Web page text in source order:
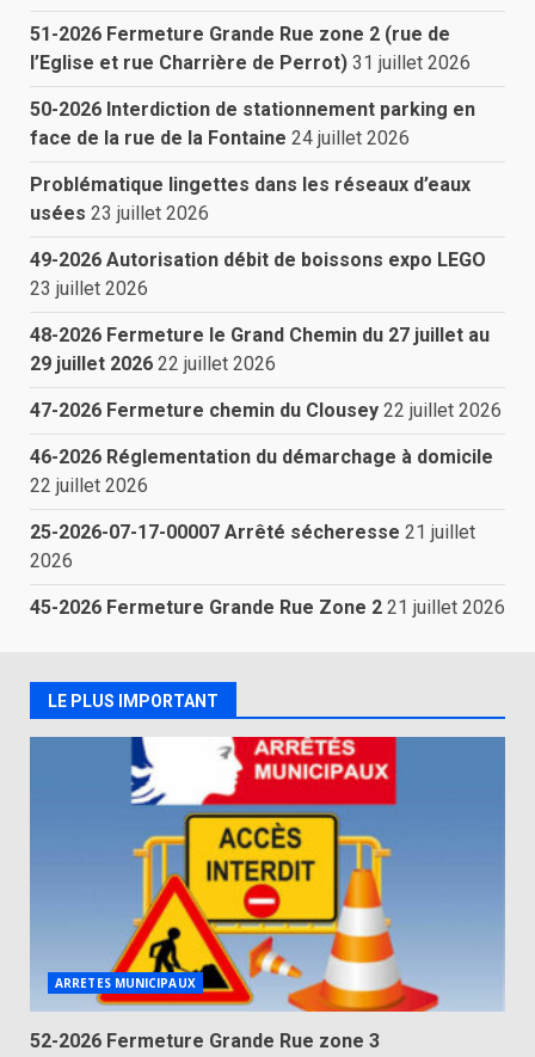
51-2026 Fermeture Grande Rue zone 2 (rue de
l’Eglise et rue Charrière de Perrot) 31 juillet 2026
50-2026 Interdiction de stationnement parking en
face de la rue de la Fontaine 24 juillet 2026
Problématique lingettes dans les réseaux d’eaux
usées 23 juillet 2026
49-2026 Autorisation débit de boissons expo LEGO
23 juillet 2026
48-2026 Fermeture le Grand Chemin du 27 juillet au
29 juillet 2026 22 juillet 2026
47-2026 Fermeture chemin du Clousey 22 juillet 2026
46-2026 Réglementation du démarchage à domicile
22 juillet 2026
25-2026-07-17-00007 Arrêté sécheresse 21 juillet
2026
45-2026 Fermeture Grande Rue Zone 2 21 juillet 2026
LE PLUS IMPORTANT
ARRETES MUNICIPAUX
52-2026 Fermeture Grande Rue zone 3